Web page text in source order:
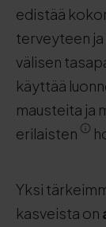
edistää
terveyteen
välisen
käyttää
mausteita ja
erilaisten
Yksi
kasveista on